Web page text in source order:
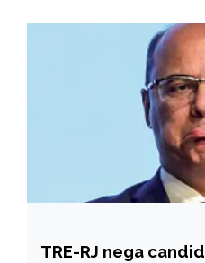
BRASIL
TRE-RJ nega